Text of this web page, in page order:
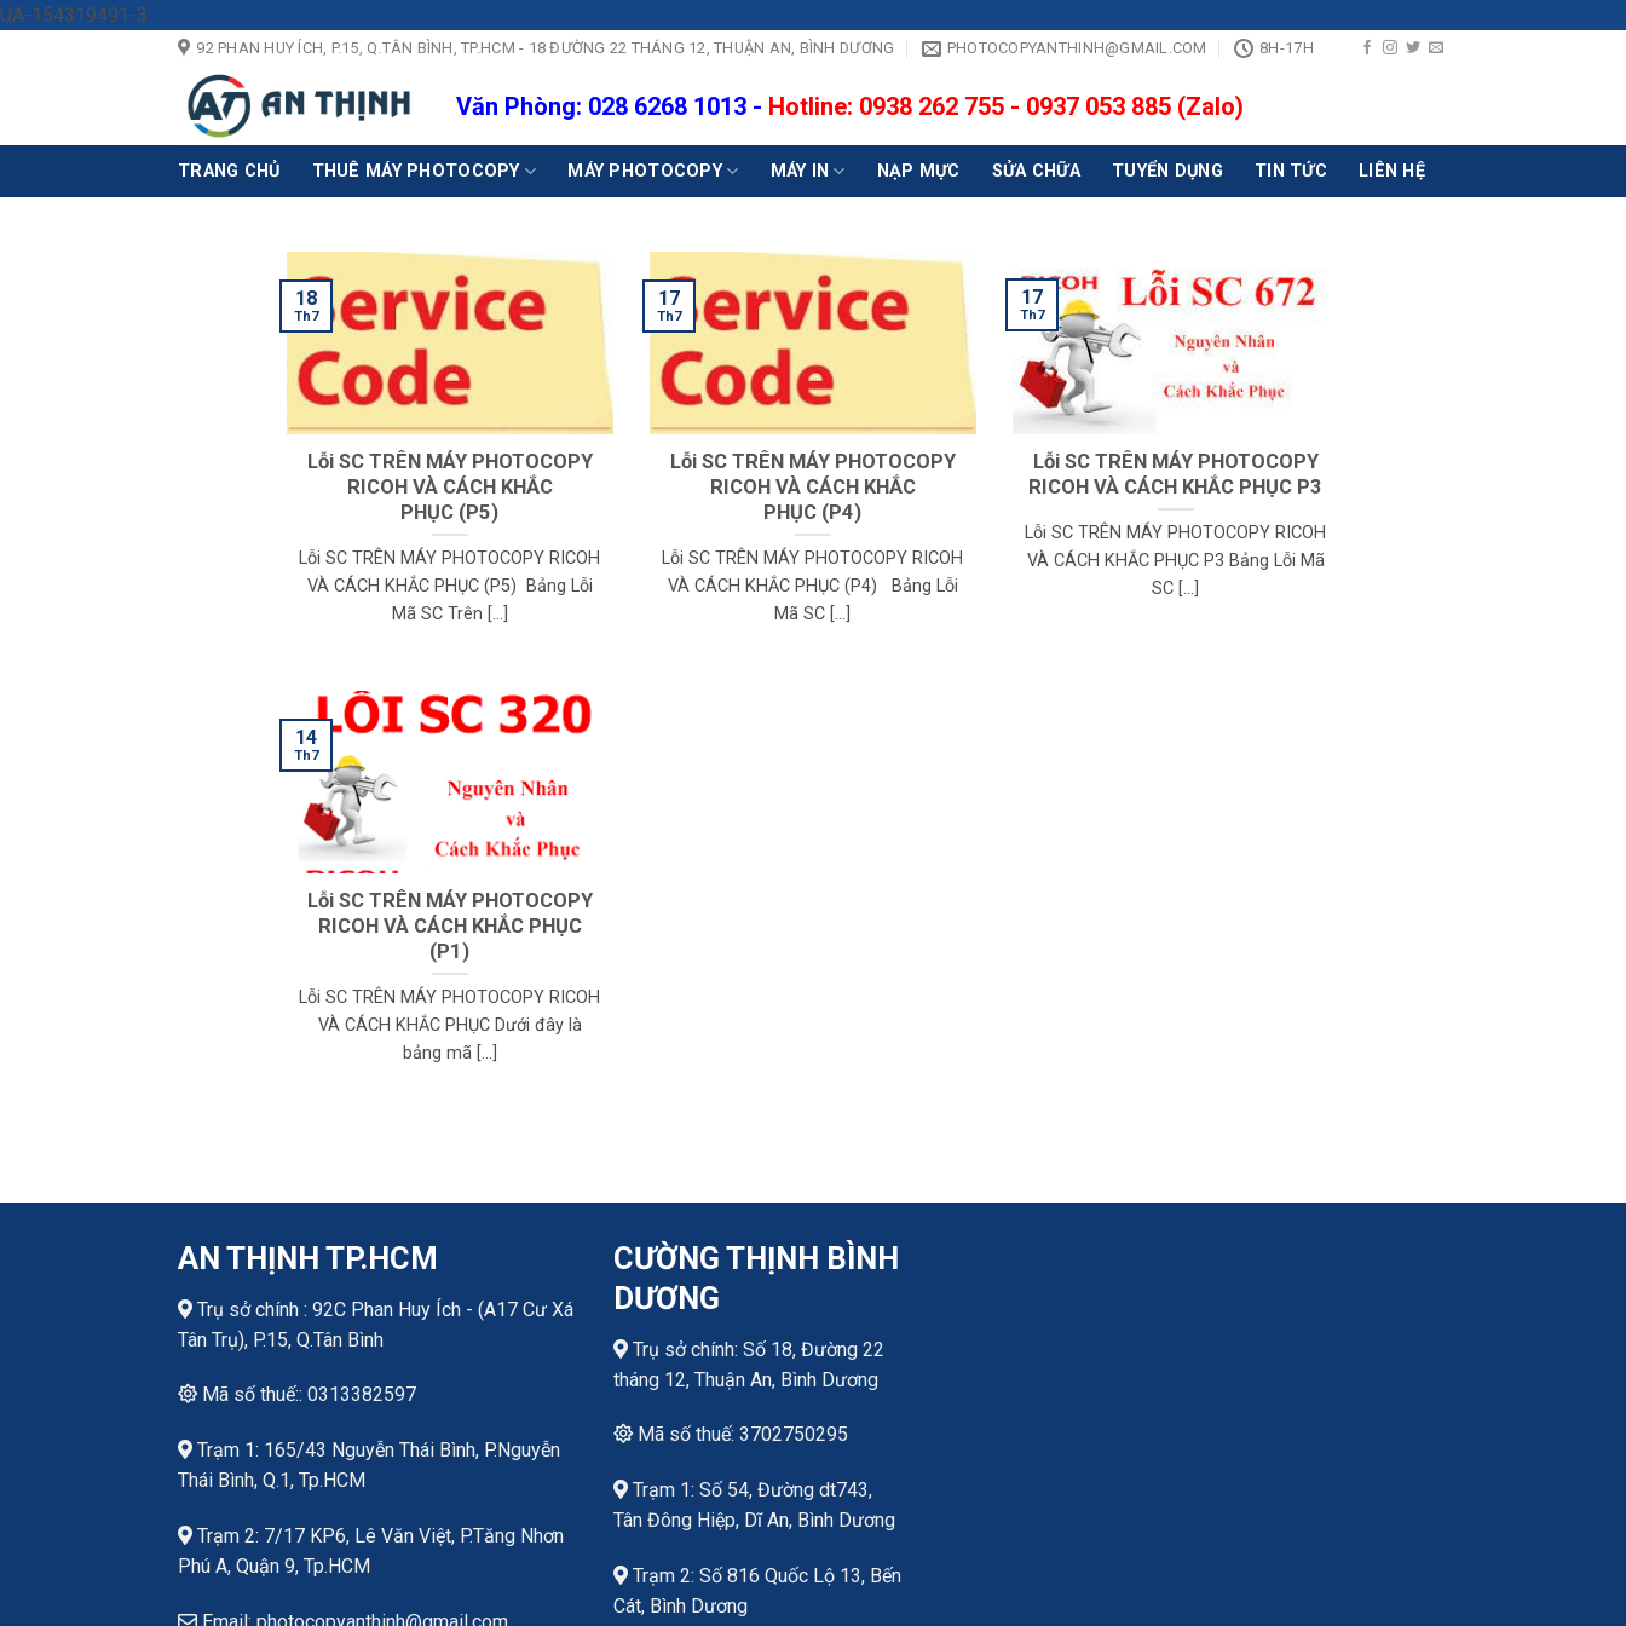
UA-154319491-3
content
92 PHAN HUY ÍCH, P.15, Q.TÂN BÌNH, TP.HCM - 18 ĐƯỜNG 22 THÁNG 12, THUẬN AN, BÌNH DƯƠNG PHOTOCOPYANTHINH@GMAIL.COM 8H-17H
Văn Phòng: 028 6268 1013 - Hotline: 0938 262 755 - 0937 053 885 (Zalo)
TRANG CHỦ THUÊ MÁY PHOTOCOPY MÁY PHOTOCOPY MÁY IN NẠP MỰC SỬA CHỮA TUYỂN DỤNG TIN TỨC LIÊN HỆ
Lỗi SC TRÊN MÁY PHOTOCOPY
RICOH VÀ CÁCH KHẮC
PHỤC (P5)
Lỗi SC TRÊN MÁY PHOTOCOPY RICOH
VÀ CÁCH KHẮC PHỤC (P5) Bảng Lỗi
Mã SC Trên [...]
18
Th7
Lỗi SC TRÊN MÁY PHOTOCOPY
RICOH VÀ CÁCH KHẮC
PHỤC (P4)
Lỗi SC TRÊN MÁY PHOTOCOPY RICOH
VÀ CÁCH KHẮC PHỤC (P4) Bảng Lỗi
Mã SC [...]
17
Th7
Lỗi SC TRÊN MÁY PHOTOCOPY
RICOH VÀ CÁCH KHẮC PHỤC P3
Lỗi SC TRÊN MÁY PHOTOCOPY RICOH
VÀ CÁCH KHẮC PHỤC P3 Bảng Lỗi Mã
SC [...]
17
Th7
Lỗi SC TRÊN MÁY PHOTOCOPY
RICOH VÀ CÁCH KHẮC PHỤC
(P1)
Lỗi SC TRÊN MÁY PHOTOCOPY RICOH
VÀ CÁCH KHẮC PHỤC Dưới đây là
bảng mã [...]
14
Th7
AN THỊNH TP.HCM
Trụ sở chính : 92C Phan Huy Ích - (A17 Cư Xá
Tân Trụ), P.15, Q.Tân Bình
Mã số thuế:: 0313382597
Trạm 1: 165/43 Nguyễn Thái Bình, P.Nguyễn
Thái Bình, Q.1, Tp.HCM
Trạm 2: 7/17 KP6, Lê Văn Việt, P.Tăng Nhơn
Phú A, Quận 9, Tp.HCM
CƯỜNG THỊNH BÌNH
DƯƠNG
Trụ sở chính: Số 18, Đường 22
tháng 12, Thuận An, Bình Dương
Mã số thuế: 3702750295
Trạm 1: Số 54, Đường dt743,
Tân Đông Hiệp, Dĩ An, Bình Dương
Trạm 2: Số 816 Quốc Lộ 13, Bến
Cát, Bình Dương